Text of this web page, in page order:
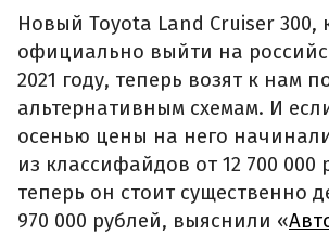
Новый Toyota Land Cruiser 300,
официально выйти на
2021 году, теперь возят к нам
альтернативным схемам. И
осенью цены на него
из классифайдов от 12 700 000
теперь он стоит существенно
970 000 рублей, выяснили «